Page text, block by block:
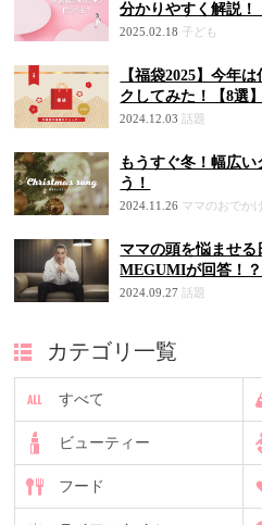
分かりやすく解説！
2025.02.18 子ども
【福袋2025】今年
クしてみた！【8選】
2024.12.03 話題
もうすぐ冬！幅広
う！
2024.11.26 ママのおでか
ママの頭を悩ませる
MEGUMIが回答！
2024.09.27 話題
カテゴリ一覧
すべて
ビューティー
フード